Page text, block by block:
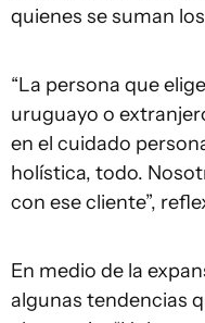
quienes se suman
“La persona que
uruguayo o
en el cuidado
holística, todo.
con ese cliente”,
En medio de la
algunas tendencias